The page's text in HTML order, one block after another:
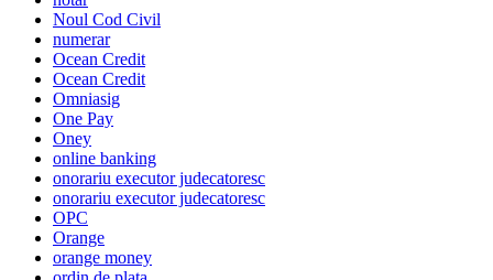
Noul Cod Civil
numerar
Ocean Credit
Ocean Credit
Omniasig
One Pay
Oney
online banking
onorariu executor judecatoresc
onorariu executor judecatoresc
OPC
Orange
orange money